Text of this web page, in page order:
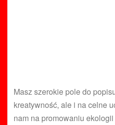
Masz szerokie pole do
kreatywność, ale i na celne
nam na promowaniu